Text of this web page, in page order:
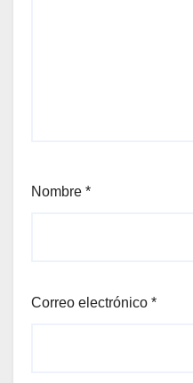
Nombre *
Correo electrónico *